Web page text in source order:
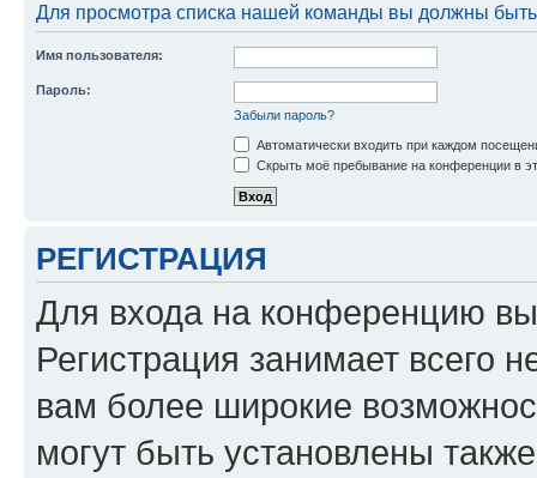
Для просмотра списка нашей команды вы должны
Имя пользователя:
Пароль:
Забыли пароль?
Автоматически входить при каждом
Скрыть моё пребывание на конференции в
РЕГИСТРАЦИЯ
Для входа на конференцию
Регистрация занимает всего
вам более широкие
могут быть установлены